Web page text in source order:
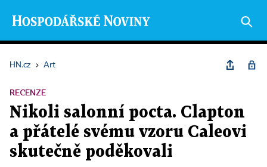
HN.cz › Art
RECENZE
Nikoli salonní pocta. Clapton
a přátelé svému vzoru Caleovi
skutečně poděkovali